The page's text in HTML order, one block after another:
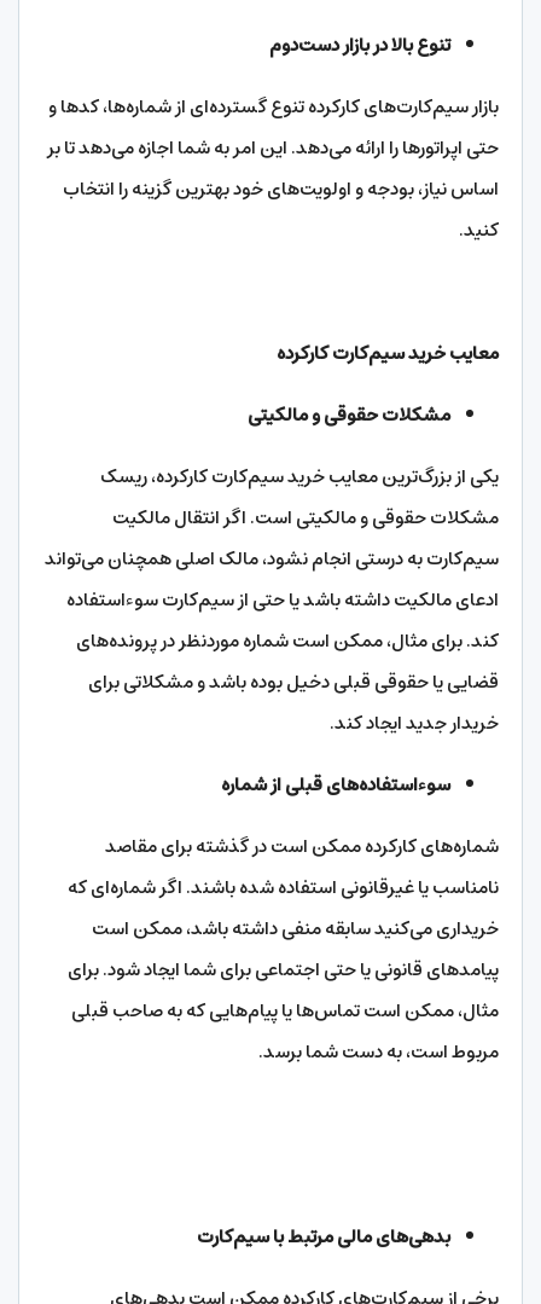
تنوع بالا در بازار دست‌دوم
بازار سیم‌کارت‌های کارکرده تنوع گسترده‌ای از شماره‌ها، کدها و
حتی اپراتورها را ارائه می‌دهد. این امر به شما اجازه می‌دهد تا بر
اساس نیاز، بودجه و اولویت‌های خود بهترین گزینه را انتخاب
کنید.
معایب خرید سیم‌کارت کارکرده
مشکلات حقوقی و مالکیتی
یکی از بزرگ‌ترین معایب خرید سیم‌کارت کارکرده، ریسک
مشکلات حقوقی و مالکیتی است. اگر انتقال مالکیت
سیم‌کارت به درستی انجام نشود، مالک اصلی همچنان می‌تواند
ادعای مالکیت داشته باشد یا حتی از سیم‌کارت سوءاستفاده
کند. برای مثال، ممکن است شماره موردنظر در پرونده‌های
قضایی یا حقوقی قبلی دخیل بوده باشد و مشکلاتی برای
خریدار جدید ایجاد کند.
سوءاستفاده‌های قبلی از شماره
شماره‌های کارکرده ممکن است در گذشته برای مقاصد
نامناسب یا غیرقانونی استفاده شده باشند. اگر شماره‌ای که
خریداری می‌کنید سابقه منفی داشته باشد، ممکن است
پیامدهای قانونی یا حتی اجتماعی برای شما ایجاد شود. برای
مثال، ممکن است تماس‌ها یا پیام‌هایی که به صاحب قبلی
مربوط است، به دست شما برسد.
بدهی‌های مالی مرتبط با سیم‌کارت